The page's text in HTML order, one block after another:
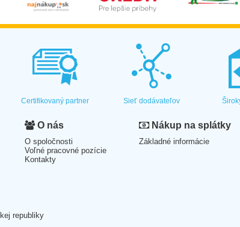
Certifikovaný partner Sieť dodávateľov
O nás
O spoločnosti
Voľné pracovné pozície
Kontakty
Nákup na splátky
Základné informácie
republiky